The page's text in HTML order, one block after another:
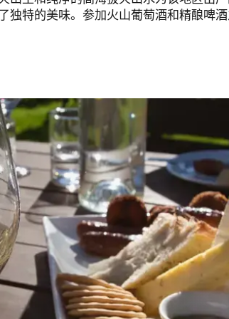
独特的美味。参加火山葡萄酒和精酿啤